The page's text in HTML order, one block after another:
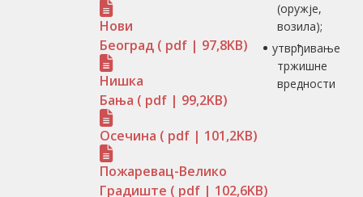
Нови
Београд ( pdf | 97,8KB)
Нишка
Бања ( pdf | 99,2KB)
Осечина ( pdf | 101,2KB)
Пожаревац-Велико
Градиште ( pdf | 102,6KB)
(оружје,
возила);
утврђивање
тржишне
вредности